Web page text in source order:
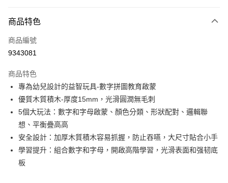
3 期 0 利率 每期
合作金庫商業銀行
上海商業儲蓄銀行
臺灣中小企業銀行
匯豐（台灣）商業銀行
華泰商業銀行
聯邦商業銀行
遠東國際商業銀行
元大商業銀行
永豐商業銀行
玉山商業銀行
台灣樂天信用卡公司
超商取貨付款
LINE Pay
Apple Pay
悠遊付
Google Pay
ATM付款
運送方式
商品特色
商品編號
9343081
商品特色
專為幼兒設計的益智玩具-數字拼圖教育啟蒙
優質木質積木-厚度15mm，光滑圓潤無毛刺
5個大玩法：數字和字母啟蒙、顏色分類、形狀配對、邏輯聯
想、平衡疊高高
安全設計：加厚木質積木容易抓握，防止吞嚥，大尺寸貼合小手
學習提升：組合數字和字母，開啟高階學習，光滑表面和强韧底
板